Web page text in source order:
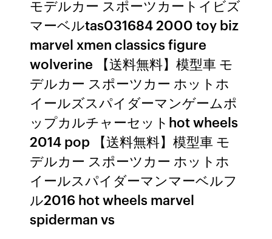
モデルカー スポーツカートイビズ
マーベルtas031684 2000 toy biz
marvel xmen classics figure
wolverine 【送料無料】模型車 モ
デルカー スポーツカー ホットホ
イールズスパイダーマンゲームポ
ップカルチャーセットhot wheels
2014 pop 【送料無料】模型車 モ
デルカー スポーツカー ホットホ
イールスパイダーマンマーベルフ
ル2016 hot wheels marvel
spiderman vs